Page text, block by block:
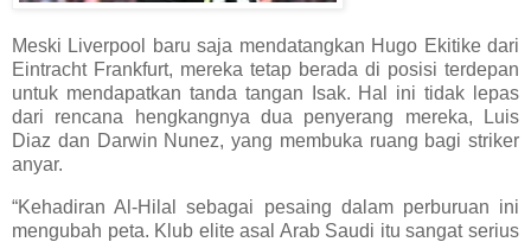
Meski Liverpool baru saja mendatangkan Hugo Ekitike dari
Eintracht Frankfurt, mereka tetap berada di posisi terdepan
untuk mendapatkan tanda tangan Isak. Hal ini tidak lepas
dari rencana hengkangnya dua penyerang mereka, Luis
Diaz dan Darwin Nunez, yang membuka ruang bagi striker
anyar.
“Kehadiran Al-Hilal sebagai pesaing dalam perburuan ini
mengubah peta. Klub elite asal Arab Saudi itu sangat serius